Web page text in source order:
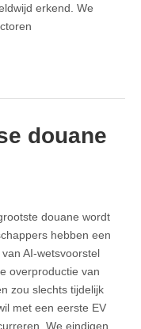
erkend. We
douane
douane wordt
hebben een
AI-wetsvoorstel
overproductie van
zou slechts tijdelijk
met een eerste EV
We eindigen